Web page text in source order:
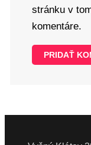
stránku v
komentáre.